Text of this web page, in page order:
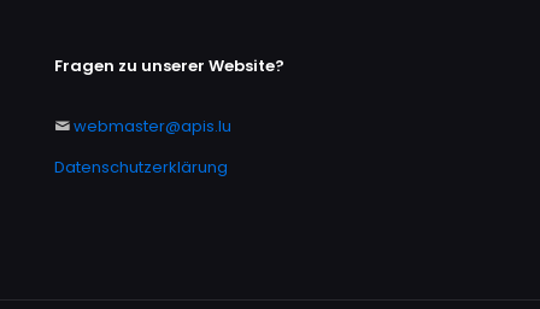
Fragen zu unserer Website?
webmaster@apis.lu
Datenschutzerklärung